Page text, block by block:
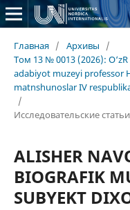
Главная / Архивы
/
Том 13 № 0013 (2026):
adabiyot muzeyi professor
matnshunoslar IV
/
Исследовательские статьи
ALISHЕR
BIOGRAFIK
SUBYEKT